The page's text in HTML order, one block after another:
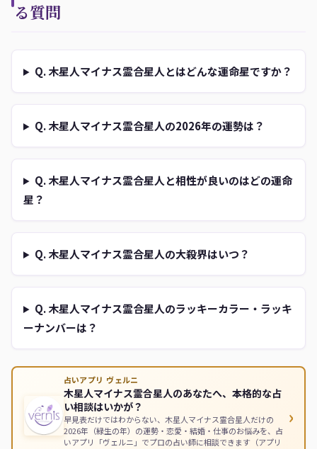
る質問
Q. 木星人マイナス霊合星人とはどんな運命星ですか？
Q. 木星人マイナス霊合星人の2026年の運勢は？
Q. 木星人マイナス霊合星人と相性が良いのはどの運命
星？
Q. 木星人マイナス霊合星人の大殺界はいつ？
Q. 木星人マイナス霊合星人のラッキーカラー・ラッキ
ーナンバーは？
占いアプリ ヴェルニ
木星人マイナス霊合星人のあなたへ、本格的な占
い相談はいかが？
早見表だけではわからない、木星人マイナス霊合星人だけの
2026年（緑生の年）の運勢・恋愛・結婚・仕事のお悩みを、占
いアプリ「ヴェルニ」でプロの占い師に相談できます（アプリ
›